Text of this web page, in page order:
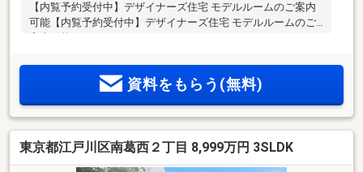
【内覧予約受付中】デザイナーズ住宅 モデルルームのご案内
可能【内覧予約受付中】デザイナーズ住宅 モデルルームのご
資料をもらう(無料)
東京都江戸川区南葛西２丁目 8,999万円 3SLDK